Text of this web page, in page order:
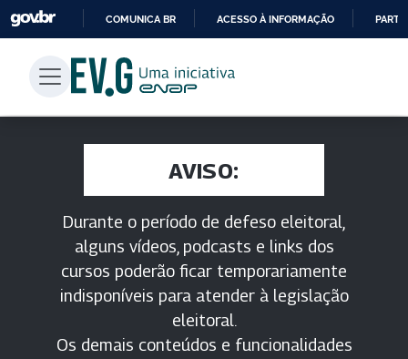
PARA
CONTEÚDO
COMUNICA BR ACESSO À INFORMAÇÃO
AVISO:
Durante o período de defeso eleitoral,
alguns vídeos, podcasts e links dos
cursos poderão ficar temporariamente
indisponíveis para atender à legislação
eleitoral.
Os demais conteúdos e funcionalidades